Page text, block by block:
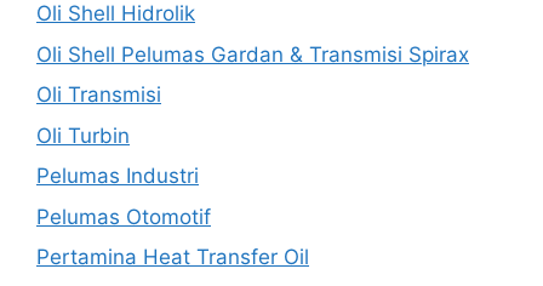
Oli Shell Hidrolik
Oli Shell Pelumas Gardan & Transmisi Spirax
Oli Transmisi
Oli Turbin
Pelumas Industri
Pelumas Otomotif
Pertamina Heat Transfer Oil